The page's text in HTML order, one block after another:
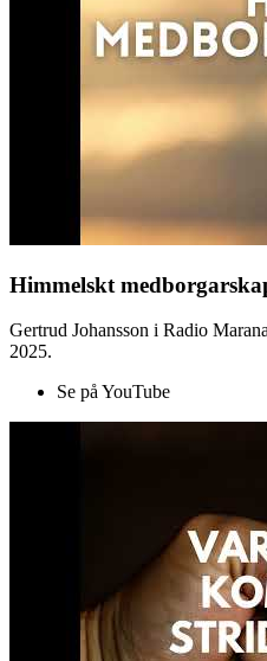
Himmelskt
Gertrud Johansson i Radio
2025.
Se på YouTube